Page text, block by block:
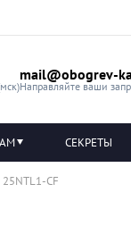
mail@obogrev-
Направляйте ваши
СЕКРЕТЫ
CF